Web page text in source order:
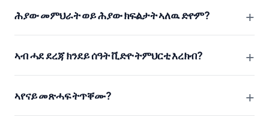
ሕያው መምህራት ወይ ሕያው ክፍልታት ኣለዉ ድዮም? +
ኣብ ሓደ ደረጃ ክንደይ ሰዓት ቪድዮ ትምህርቲ እረክብ? +
ኣየናይ መጽሓፍ ትጥቐሙ? +